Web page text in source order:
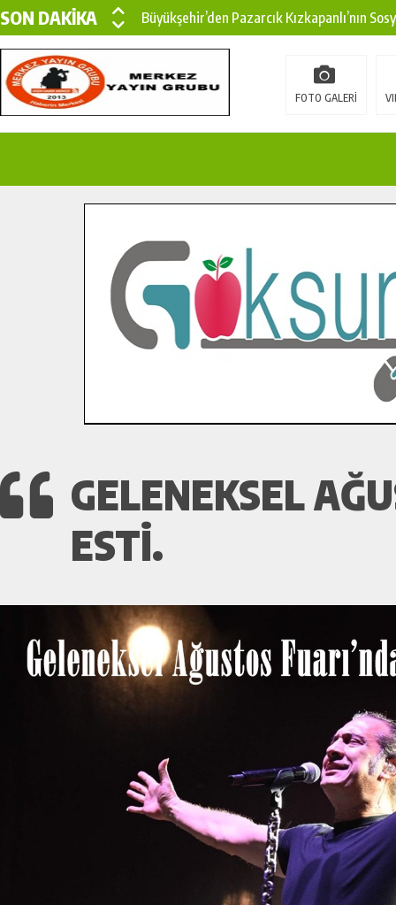
SON DAKİKA
Büyükşehir’den Pazarcık Kızkapanlı’nın
Büyükşehir’den Pazarcık Kırsalına Modern
Çin’den KSÜ’ye Uluslararası Başarı:
İlçe Jandarma Komutanı Karakaya’dan
Bertiz’in Yeni Köprüsünde Sona Doğru.
FOTO GALERİ
GELENEKSEL
ESTI.